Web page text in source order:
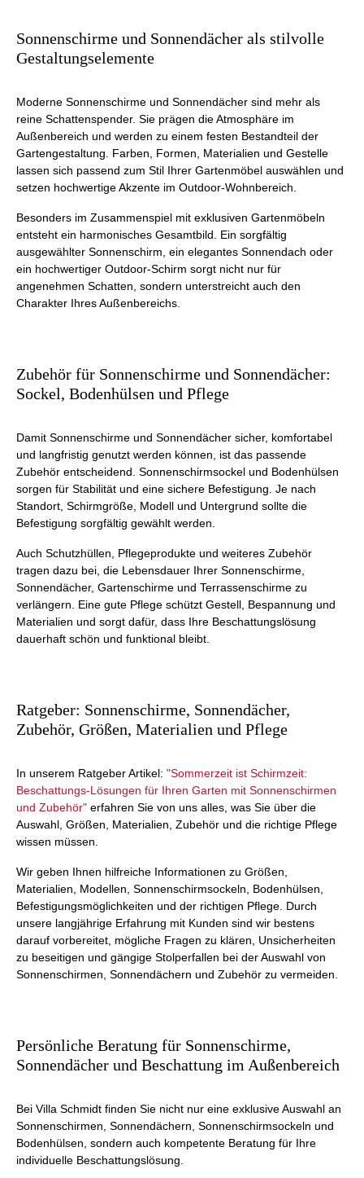
Sonnenschirme und Sonnendächer als stilvolle
Gestaltungselemente
Moderne Sonnenschirme und Sonnendächer sind mehr als
reine Schattenspender. Sie prägen die Atmosphäre im
Außenbereich und werden zu einem festen Bestandteil der
Gartengestaltung. Farben, Formen, Materialien und Gestelle
lassen sich passend zum Stil Ihrer Gartenmöbel auswählen und
setzen hochwertige Akzente im Outdoor-Wohnbereich.
Besonders im Zusammenspiel mit exklusiven Gartenmöbeln
entsteht ein harmonisches Gesamtbild. Ein sorgfältig
ausgewählter Sonnenschirm, ein elegantes Sonnendach oder
ein hochwertiger Outdoor-Schirm sorgt nicht nur für
angenehmen Schatten, sondern unterstreicht auch den
Charakter Ihres Außenbereichs.
Zubehör für Sonnenschirme und Sonnendächer:
Sockel, Bodenhülsen und Pflege
Damit Sonnenschirme und Sonnendächer sicher, komfortabel
und langfristig genutzt werden können, ist das passende
Zubehör entscheidend. Sonnenschirmsockel und Bodenhülsen
sorgen für Stabilität und eine sichere Befestigung. Je nach
Standort, Schirmgröße, Modell und Untergrund sollte die
Befestigung sorgfältig gewählt werden.
Auch Schutzhüllen, Pflegeprodukte und weiteres Zubehör
tragen dazu bei, die Lebensdauer Ihrer Sonnenschirme,
Sonnendächer, Gartenschirme und Terrassenschirme zu
verlängern. Eine gute Pflege schützt Gestell, Bespannung und
Materialien und sorgt dafür, dass Ihre Beschattungslösung
dauerhaft schön und funktional bleibt.
Ratgeber: Sonnenschirme, Sonnendächer,
Zubehör, Größen, Materialien und Pflege
In unserem Ratgeber Artikel: "Sommerzeit ist Schirmzeit:
Beschattungs-Lösungen für Ihren Garten mit Sonnenschirmen
und Zubehör" erfahren Sie von uns alles, was Sie über die
Auswahl, Größen, Materialien, Zubehör und die richtige Pflege
wissen müssen.
Wir geben Ihnen hilfreiche Informationen zu Größen,
Materialien, Modellen, Sonnenschirmsockeln, Bodenhülsen,
Befestigungsmöglichkeiten und der richtigen Pflege. Durch
unsere langjährige Erfahrung mit Kunden sind wir bestens
darauf vorbereitet, mögliche Fragen zu klären, Unsicherheiten
zu beseitigen und gängige Stolperfallen bei der Auswahl von
Sonnenschirmen, Sonnendächern und Zubehör zu vermeiden.
Persönliche Beratung für Sonnenschirme,
Sonnendächer und Beschattung im Außenbereich
Bei Villa Schmidt finden Sie nicht nur eine exklusive Auswahl an
Sonnenschirmen, Sonnendächern, Sonnenschirmsockeln und
Bodenhülsen, sondern auch kompetente Beratung für Ihre
individuelle Beschattungslösung.